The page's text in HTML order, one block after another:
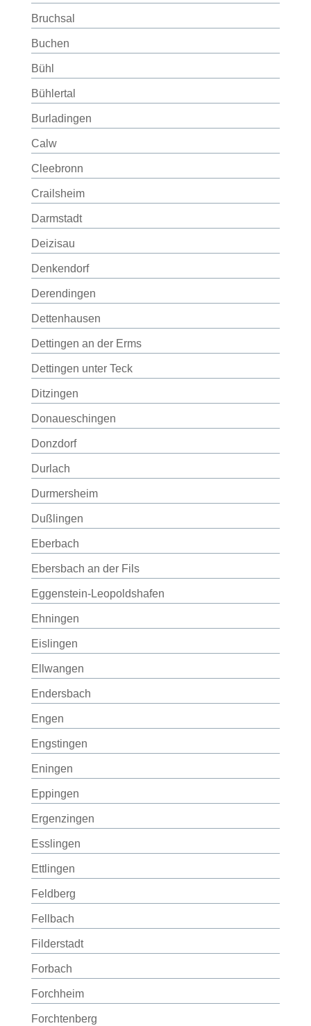
Bruchsal
Buchen
Bühl
Bühlertal
Burladingen
Calw
Cleebronn
Crailsheim
Darmstadt
Deizisau
Denkendorf
Derendingen
Dettenhausen
Dettingen an der Erms
Dettingen unter Teck
Ditzingen
Donaueschingen
Donzdorf
Durlach
Durmersheim
Dußlingen
Eberbach
Ebersbach an der Fils
Eggenstein-Leopoldshafen
Ehningen
Eislingen
Ellwangen
Endersbach
Engen
Engstingen
Eningen
Eppingen
Ergenzingen
Esslingen
Ettlingen
Feldberg
Fellbach
Filderstadt
Forbach
Forchheim
Forchtenberg